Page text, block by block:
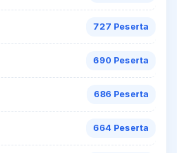
727 Peserta
690 Peserta
686 Peserta
664 Peserta